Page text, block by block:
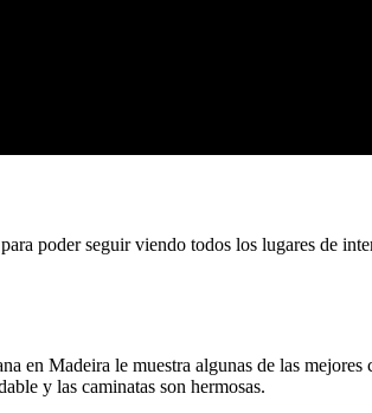
poder seguir viendo todos los lugares de
en Madeira le muestra algunas de las mejores
y las caminatas son hermosas.